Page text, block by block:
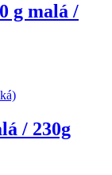
g malá /
/ 230g